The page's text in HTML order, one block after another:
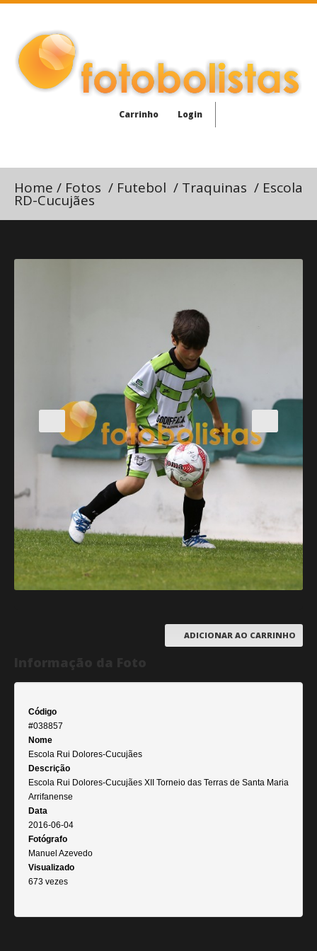
Carrinho Login
Home / Fotos / Futebol / Traquinas / Escola
RD-Cucujães
ADICIONAR AO CARRINHO
Código
#038857
Nome
Escola Rui Dolores-Cucujães
Descrição
Escola Rui Dolores-Cucujães XII Torneio das Terras de Santa Maria
Arrifanense
Data
2016-06-04
Fotógrafo
Manuel Azevedo
Visualizado
673 vezes